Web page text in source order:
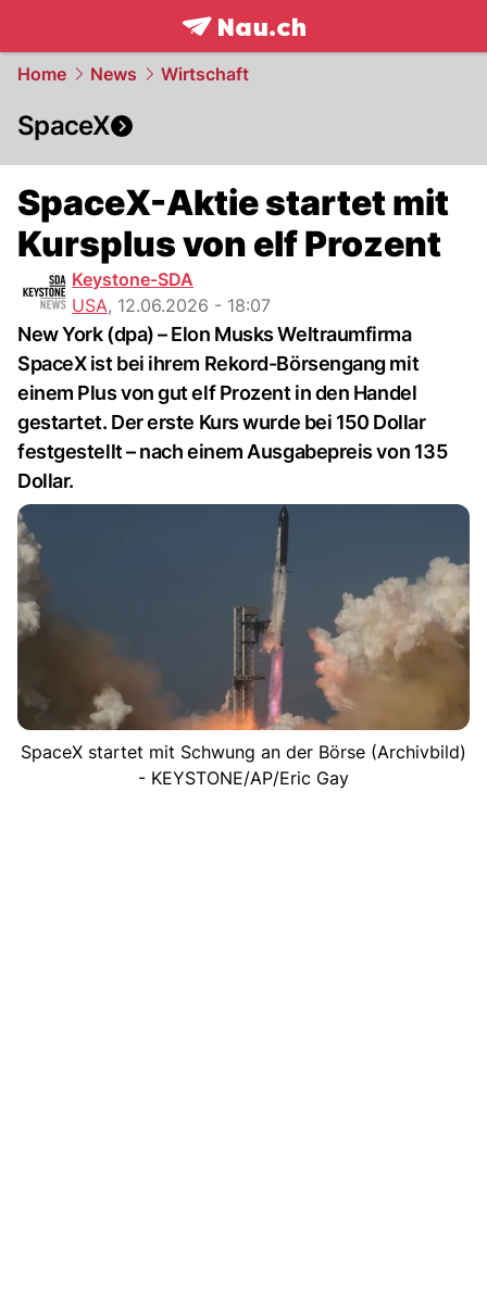
frontpage.NAU.ch
Home News Wirtschaft
SpaceX
SpaceX-Aktie startet mit
Kursplus von elf Prozent
Keystone-SDA
USA, 12.06.2026 - 18:07
New York (dpa) – Elon Musks Weltraumfirma
SpaceX ist bei ihrem Rekord-Börsengang mit
einem Plus von gut elf Prozent in den Handel
gestartet. Der erste Kurs wurde bei 150 Dollar
festgestellt – nach einem Ausgabepreis von 135
Dollar.
SpaceX startet mit Schwung an der Börse (Archivbild)
- KEYSTONE/AP/Eric Gay